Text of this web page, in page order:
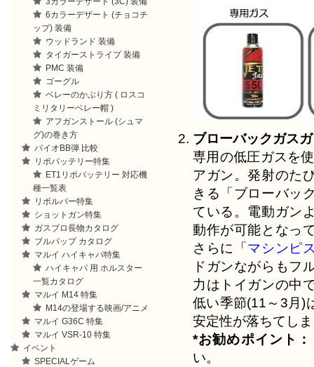
ブローバックガス
専用の低圧ガスを
アガン。発射のた
きる「ブローバッ
ている。電動ガン
動作が可能となっ
さらに「マシンピ
ドガンながらもフ
力はトイガンの中
低い季節(11～3月)
安定性が落ちてし
*お勧めポイント：
い。
6カラーデザート (チョコチ
ップ) 装備
ウッドランド 装備
タイガーストライプ 装備
PMC 装備
ゴーグル
ベレーのかぶり方 ( ロスコ
ミリタリーベレー帽 )
アフガンストール (シュマ
グ)の巻き方
バイオBB弾 比較
リポバッテリー特集
ET1リポバッテリー 対応機
種一覧表
リボルバー特集
ショットガン特集
ガスブロ長物カタログ
ブルパップ カタログ
マルイ ハイキャパ特集
ハイキャパ 用 ホルスター
一覧カタログ
マルイ M14 特集
M14の登場する映画/アニメ
マルイ G36C 特集
マルイ VSR-10 特集
イベント
SPECIALゲーム